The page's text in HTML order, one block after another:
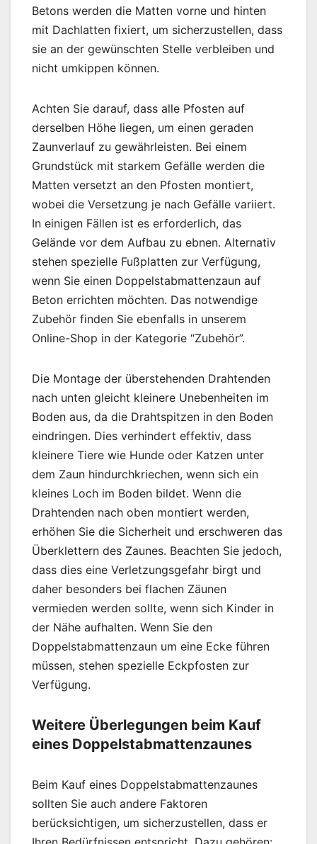
Betons werden die Matten vorne und hinten
mit Dachlatten fixiert, um sicherzustellen, dass
sie an der gewünschten Stelle verbleiben und
nicht umkippen können.
Achten Sie darauf, dass alle Pfosten auf
derselben Höhe liegen, um einen geraden
Zaunverlauf zu gewährleisten. Bei einem
Grundstück mit starkem Gefälle werden die
Matten versetzt an den Pfosten montiert,
wobei die Versetzung je nach Gefälle variiert.
In einigen Fällen ist es erforderlich, das
Gelände vor dem Aufbau zu ebnen. Alternativ
stehen spezielle Fußplatten zur Verfügung,
wenn Sie einen Doppelstabmattenzaun auf
Beton errichten möchten. Das notwendige
Zubehör finden Sie ebenfalls in unserem
Online-Shop in der Kategorie “Zubehör”.
Die Montage der überstehenden Drahtenden
nach unten gleicht kleinere Unebenheiten im
Boden aus, da die Drahtspitzen in den Boden
eindringen. Dies verhindert effektiv, dass
kleinere Tiere wie Hunde oder Katzen unter
dem Zaun hindurchkriechen, wenn sich ein
kleines Loch im Boden bildet. Wenn die
Drahtenden nach oben montiert werden,
erhöhen Sie die Sicherheit und erschweren das
Überklettern des Zaunes. Beachten Sie jedoch,
dass dies eine Verletzungsgefahr birgt und
daher besonders bei flachen Zäunen
vermieden werden sollte, wenn sich Kinder in
der Nähe aufhalten. Wenn Sie den
Doppelstabmattenzaun um eine Ecke führen
müssen, stehen spezielle Eckpfosten zur
Verfügung.
Weitere Überlegungen beim Kauf
eines Doppelstabmattenzaunes
Beim Kauf eines Doppelstabmattenzaunes
sollten Sie auch andere Faktoren
berücksichtigen, um sicherzustellen, dass er